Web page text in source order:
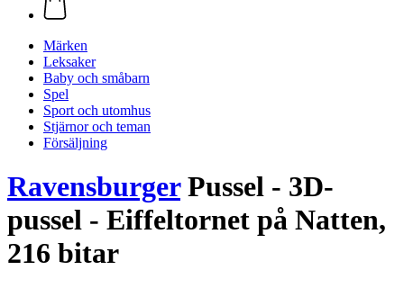
Märken
Leksaker
Baby och småbarn
Spel
Sport och utomhus
Stjärnor och teman
Försäljning
RavensburgerPussel - 3D-
pussel - Eiffeltornet på Natten,
216 bitar